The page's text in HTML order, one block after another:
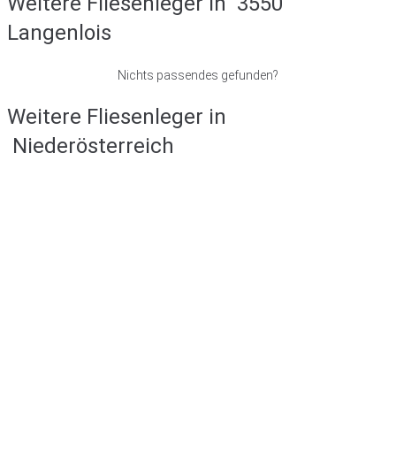
Langenlois
Nichts passendes gefunden?
Weitere Fliesenleger in
Niederösterreich